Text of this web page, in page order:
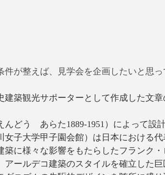
件が整えば、見学会を企画したいと思っ
建築観光サポーターとして作成した文章
んどう　あらた1889-1951）によって設
女子大学甲子園会館）は日本における
築に様々な影響をもたらしたフランク
アールデコ建築のスタイルを確立した